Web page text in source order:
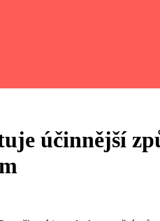
účinnější